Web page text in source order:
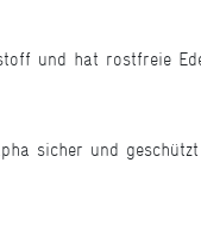
und hat rostfreie
sicher und